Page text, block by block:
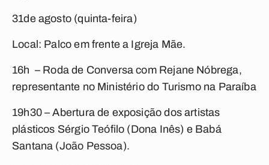
31de agosto (quinta-feira)
Local: Palco em frente a Igreja Mãe.
16h – Roda de Conversa com Rejane Nóbrega,
representante no Ministério do Turismo na Paraíba
19h30 – Abertura de exposição dos artistas
plásticos Sérgio Teófilo (Dona Inês) e Babá
Santana (João Pessoa).